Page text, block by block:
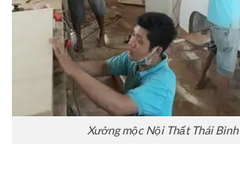
Xưởng mộc Nội Thất Thái Bình